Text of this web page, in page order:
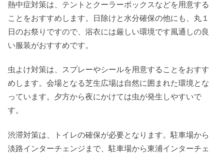
熱中症対策は、テントとクーラーボックスなどを用意する
ことをおすすめします。日除けと水分確保の他にも、丸１
日のお祭りですので、浴衣には厳しい環境です風通しの良
い服装がおすすめです。
虫よけ対策は、スプレーやシールを用意することをおすす
めします。会場となる芝生広場は自然に囲まれた環境とな
っています。夕方から夜にかけては虫が発生しやすいで
す。
渋滞対策は、トイレの確保が必要となります。駐車場から
淡路インターチェンジまで、駐車場から東浦インターチェ